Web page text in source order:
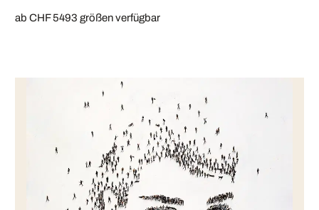
ab CHF 5493 größen verfügbar